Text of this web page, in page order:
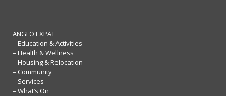
ANGLO EXPAT
– Education & Activities
– Health & Wellness
– Housing & Relocation
– Community
– Services
– What’s On